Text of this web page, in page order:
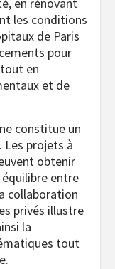
en rénovant
les conditions
de Paris
pour
en
et de
constitue un
projets à
obtenir
entre
collaboration
privés illustre
la
tout